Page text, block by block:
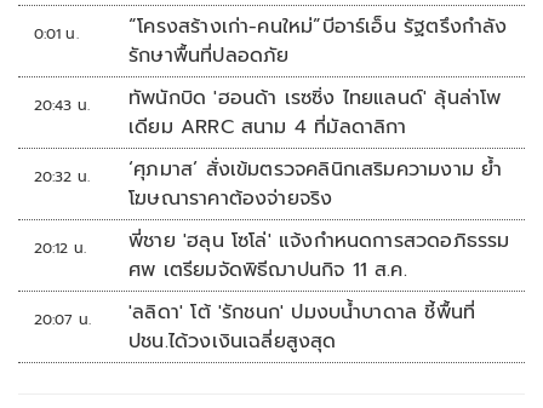
0:01 น.
“โครงสร้างเก่า-คนใหม่”บีอาร์เอ็น รัฐตรึงกำลัง
รักษาพื้นที่ปลอดภัย
20:43 น.
ทัพนักบิด 'ฮอนด้า เรซซิ่ง ไทยแลนด์' ลุ้นล่าโพ
เดียม ARRC สนาม 4 ที่มัลดาลิกา
20:32 น.
‘ศุภมาส’ สั่งเข้มตรวจคลินิกเสริมความงาม ย้ำ
โฆษณาราคาต้องจ่ายจริง
20:12 น.
พี่ชาย 'ฮลุน โซโล่' แจ้งกำหนดการสวดอภิธรรม
ศพ เตรียมจัดพิธีฌาปนกิจ 11 ส.ค.
20:07 น.
'ลลิดา' โต้ 'รักชนก' ปมงบน้ำบาดาล ชี้พื้นที่
ปชน.ได้วงเงินเฉลี่ยสูงสุด